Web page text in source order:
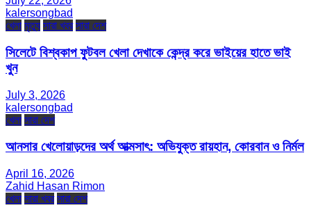
kalersongbad
খেলা মৃত্যু সারা খবর সারা দেশ
সিলেটে বিশ্বকাপ ফুটবল খেলা দেখাকে কেন্দ্র করে ভাইয়ের হাতে ভাই
খুন
July 3, 2026
kalersongbad
খেলা সারা দেশ
আনসার খেলোয়াড়দের অর্থ আত্মসাৎ: অভিযুক্ত রায়হান, কোরবান ও নির্মল
April 16, 2026
Zahid Hasan Rimon
খেলা সারা খবর সারা দেশ